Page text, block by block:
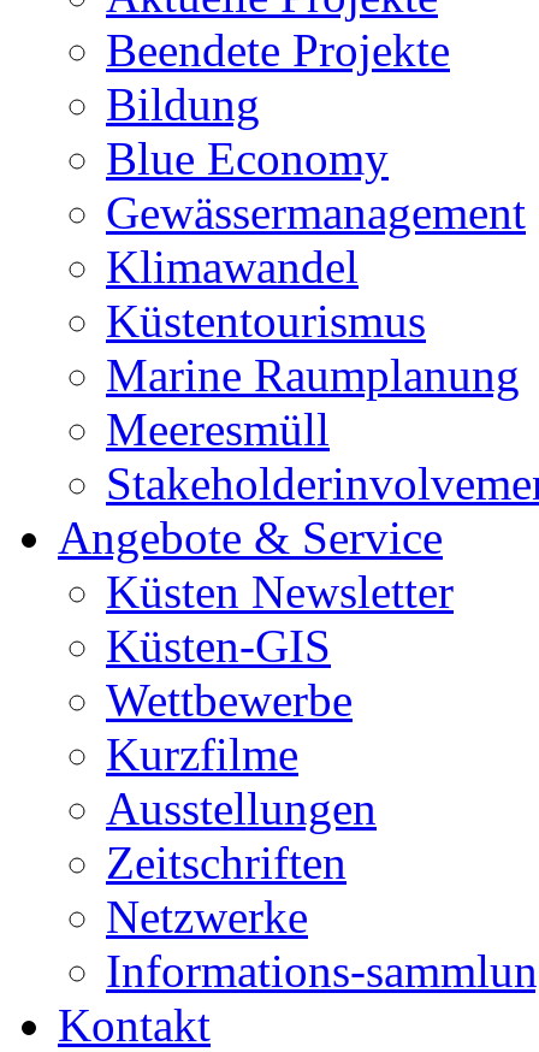
Beendete Projekte
Bildung
Blue Economy
Gewässermanagement
Klimawandel
Küstentourismus
Marine Raumplanung
Meeresmüll
Angebote & Service
Küsten Newsletter
Küsten-GIS
Wettbewerbe
Kurzfilme
Ausstellungen
Zeitschriften
Netzwerke
Informations-
Kontakt